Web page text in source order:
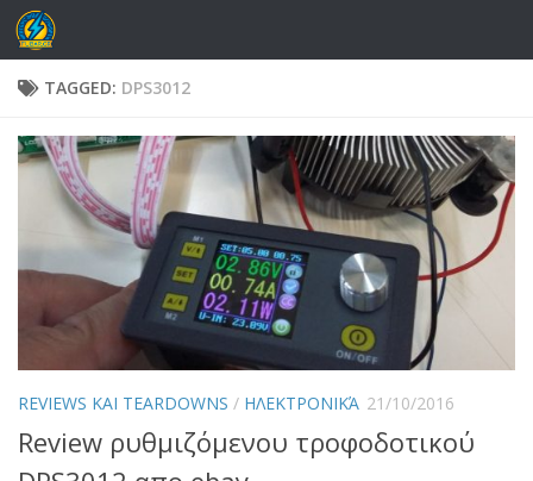
Skip to content
TAGGED: DPS3012
REVIEWS ΚΑΙ TEARDOWNS / ΗΛΕΚΤΡΟΝΙΚΆ 21/10/2016
Review ρυθμιζόμενου τροφοδοτικού